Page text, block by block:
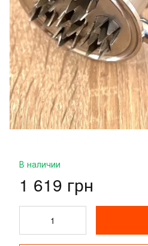
В наличии
1 619 грн